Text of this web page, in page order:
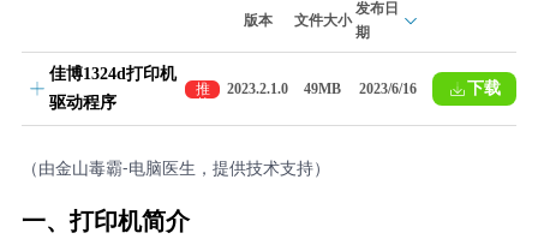
版本 文件大小
发布日
期
佳博1324d打印机
驱动程序
推
荐
2023.2.1.0 49MB 2023/6/16 下载
（由金山毒霸-电脑医生，提供技术支持）
一、打印机简介